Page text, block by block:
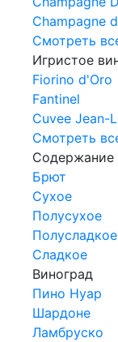
Champagne
Смотреть
Игристое
Fiorino d'Oro
Fantinel
Cuvee Jean-
Смотреть
Содержание
Брют
Сухое
Полусухое
Полусладкое
Сладкое
Виноград
Пино Нуар
Шардоне
Ламбруско